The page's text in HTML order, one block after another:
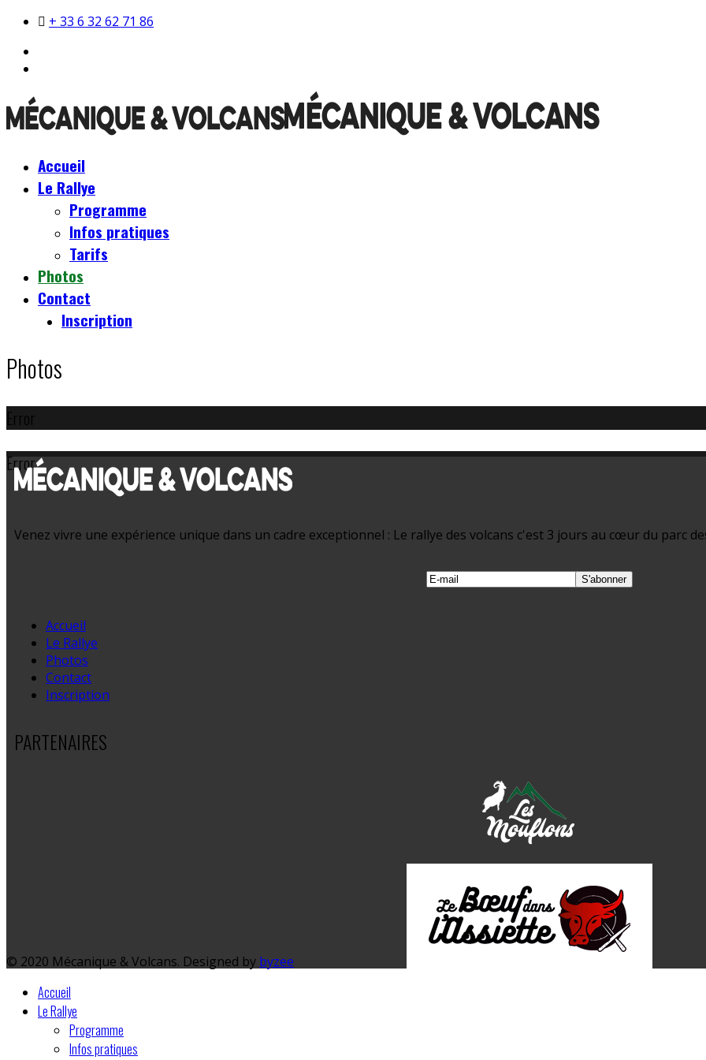
+ 33 6 32 62 71 86
Accueil
Le Rallye
Programme
Infos pratiques
Tarifs
Photos
Contact
Inscription
Photos
Error
Error
Venez vivre une expérience unique dans un cadre exceptionnel : Le rallye des volcans c'est 3 jours au cœur du parc
Accueil
Le Rallye
Photos
Contact
Inscription
PARTENAIRES
© 2020 Mécanique & Volcans. Designed by byzee
Accueil
Le Rallye
Programme
Infos pratiques